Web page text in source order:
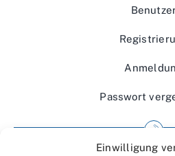
Einwilligung
Passwort